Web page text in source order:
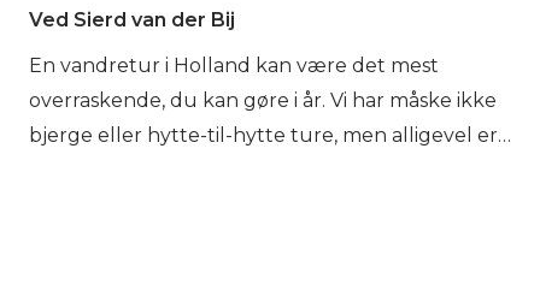
Ved Sierd van der Bij
En vandretur i Holland kan være det mest
overraskende, du kan gøre i år. Vi har måske ikke
bjerge eller hytte-til-hytte ture, men alligevel er